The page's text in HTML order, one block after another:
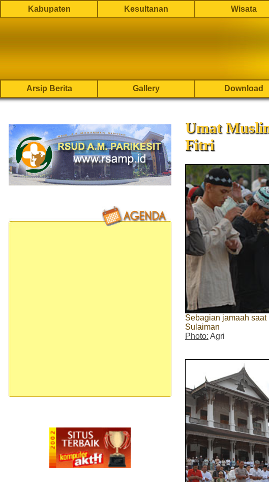
Kabupaten Kesultanan Wisata
Arsip Berita Gallery Download
Umat
Fitri
Sebagian jamaah
Sulaiman
Photo: Agri